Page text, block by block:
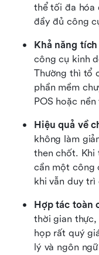
thể tối đa hóa
đầy đủ công
Khả năng
công cụ kinh
Thường thì tổ
phần mềm
POS hoặc
Hiệu quả về
không làm
then chốt. Khi
cần một công
khi vẫn duy trì
Hợp tác toàn
thời gian
họp rất quý
lý và ngôn